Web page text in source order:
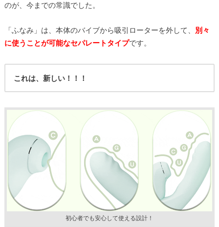
のが、今までの常識でした。
「ふなみ」は、本体のバイブから吸引ローターを外して、 別々
に使うことが可能なセパレートタイプです。
これは、新しい！！！
初心者でも安心して使える設計！